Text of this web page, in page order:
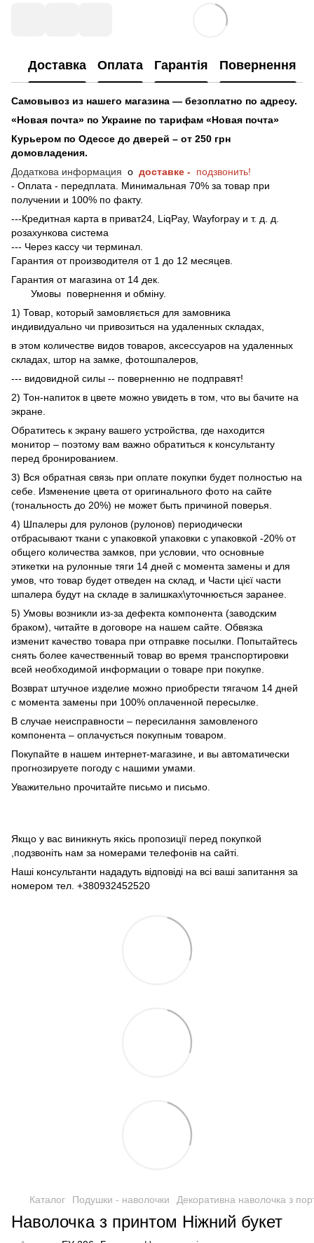
Доставка Оплата Гарантія Повернення
Самовывоз из нашего магазина — безоплатно по адресу.
«Новая почта» по Украине по тарифам «Новая почта»
Курьером по Одессе до дверей – от 250 грн
домовладения.
Додаткова информация о доставке - подзвонить!
- Оплата - передплата. Минимальная 70% за товар при
получении и 100% по факту.
---Кредитная карта в приват24, LiqPay, Wayforpay и т. д. д.
розахункова система
--- Через кассу чи терминал.
Гарантия от производителя от 1 до 12 месяцев.
Гарантия от магазина от 14 дек.
Умовы повернення и обміну.
1) Товар, который замовляється для замовника
индивидуально чи привозиться на удаленных складах,
в этом количестве видов товаров, аксессуаров на удаленных
складах, штор на замке, фотошпалеров,
--- видовидной силы -- поверненню не подправят!
2) Тон-напиток в цвете можно увидеть в том, что вы бачите на
экране.
Обратитесь к экрану вашего устройства, где находится
монитор – поэтому вам важно обратиться к консультанту
перед бронированием.
3) Вся обратная связь при оплате покупки будет полностью на
себе. Изменение цвета от оригинального фото на сайте
(тональность до 20%) не может быть причиной поверья.
4) Шпалеры для рулонов (рулонов) периодически
отбрасывают ткани с упаковкой упаковки с упаковкой -20% от
общего количества замков, при условии, что основные
этикетки на рулонные тяги 14 дней с момента замены и для
умов, что товар будет отведен на склад, и Части цієї части
шпалера будут на складе в залишках\уточнюється заранее.
5) Умовы возникли из-за дефекта компонента (заводским
браком), читайте в договоре на нашем сайте. Обвязка
изменит качество товара при отправке посылки. Попытайтесь
снять более качественный товар во время транспортировки
всей необходимой информации о товаре при покупке.
Возврат штучное изделие можно приобрести тягачом 14 дней
с момента замены при 100% оплаченной пересылке.
В случае неисправности – пересилання замовленого
компонента – оплачується покупным товаром.
Покупайте в нашем интернет-магазине, и вы автоматически
прогнозируете погоду с нашими умами.
Уважительно прочитайте письмо и письмо.
Якщо у вас виникнуть якісь пропозиції перед покупкой
,подзвоніть нам за номерами телефонів на сайті.
Наші консультанти нададуть відповіді на всі ваші запитання за
номером тел. +380932452520
Каталог Подушки - наволочки Декоративна наволочка з
Наволочка з принтом Ніжний букет